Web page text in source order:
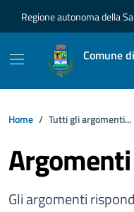
Regione autonoma della
Comune
Home Tutti gli argomenti...
Argomenti
Gli argomenti